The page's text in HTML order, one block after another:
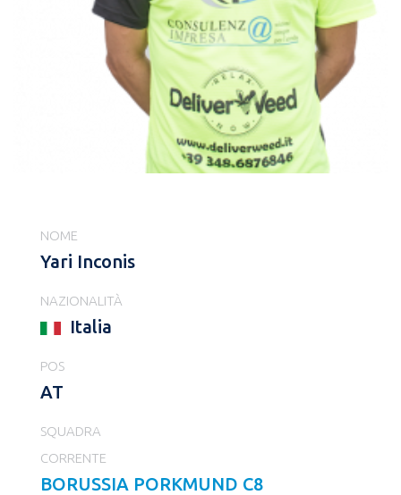
NOME
Yari Inconis
NAZIONALITÀ
Italia
POS
AT
SQUADRA
CORRENTE
BORUSSIA PORKMUND C8